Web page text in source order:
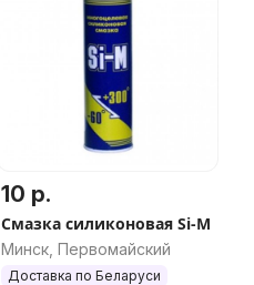
10 р.
Смазка силиконовая Si-M
Минск, Первомайский
Доставка по Беларуси